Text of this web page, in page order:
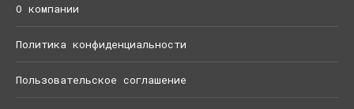
О компании
Политика конфиденциальности
Пользовательское соглашение